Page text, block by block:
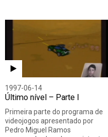
1997-06-14
Último nível – Parte I
Primeira parte do programa de
videojogos apresentado por
Pedro Miguel Ramos